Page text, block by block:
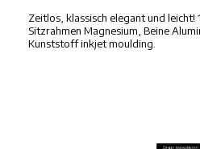
Zeitlos, klassisch elegant und leicht!
Sitzrahmen Magnesium, Beine
Kunststoff inkjet moulding.